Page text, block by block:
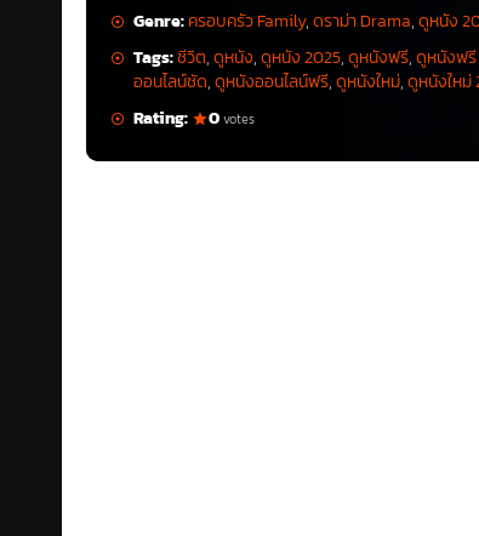
Genre:ครอบครัว Family,ดราม่า Drama,ดูหนัง
Tags:ชีวิต,ดูหนัง,ดูหนัง 2025,ดูหนังฟรี,ดูหนังฟรี
ออนไลน์ชัด,ดูหนังออนไลน์ฟรี,ดูหนังใหม่,ดูหนังใหม่
Rating:
0votes